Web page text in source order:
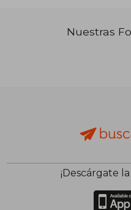
Nuestras
¡Descárgate